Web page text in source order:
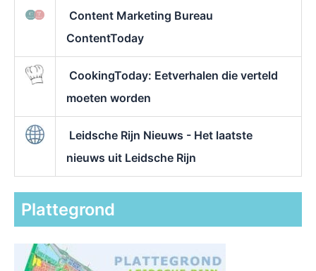
Content Marketing Bureau
ContentToday
CookingToday: Eetverhalen die verteld
moeten worden
Leidsche Rijn Nieuws - Het laatste
nieuws uit Leidsche Rijn
Plattegrond